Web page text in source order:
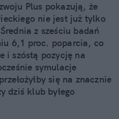
Plus pokazują, że
nie jest już tylko
z sześciu badań
6,1 proc. poparcia, co
i szóstą pozycję na
symulacje
się na znacznie
dziś klub byłego